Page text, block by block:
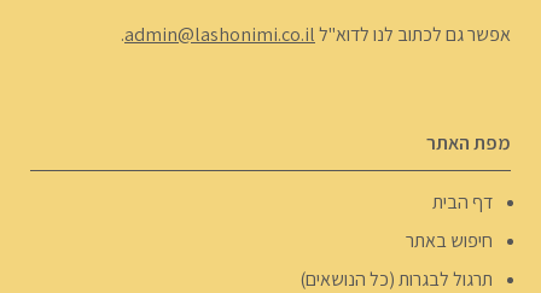
אפשר גם לכתוב לנו לדוא"לadmin@lashonimi.co.il
.
מפת האתר
דף הבית
חיפוש באתר
תרגול לבגרות (כל הנושאים)